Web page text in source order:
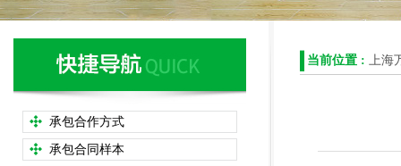
当前位置 : 上海
承包合作方式
承包合同样本